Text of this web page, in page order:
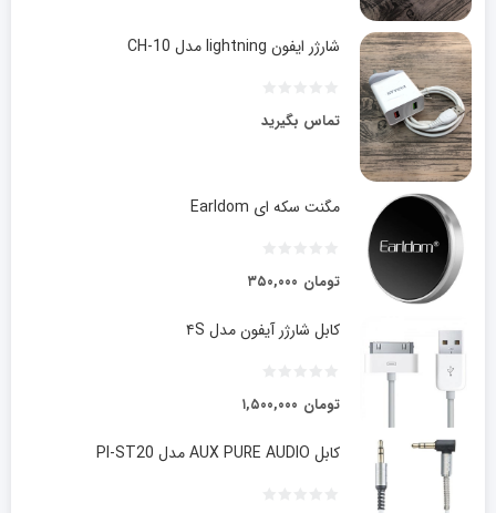
شارژر ایفون lightning مدل CH-10
تماس بگیرید
مگنت سکه ای Earldom
۳۵۰,۰۰۰ تومان
کابل شارژر آیفون مدل ۴S
۱,۵۰۰,۰۰۰ تومان
کابل AUX PURE AUDIO مدل PI-ST20